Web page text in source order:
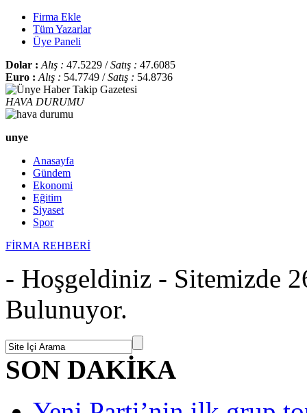
Firma Ekle
Tüm Yazarlar
Üye Paneli
Dolar : Alış : 47.5229 /Satış : 47.6085
Euro : Alış : 54.7749 /Satış : 54.8736
HAVA DURUMU
unye
Anasayfa
Gündem
Ekonomi
Eğitim
Siyaset
Spor
FİRMA REHBERİ
- Hoşgeldiniz - Sitemizde
Bulunuyor.
SON DAKİKA